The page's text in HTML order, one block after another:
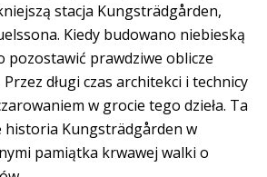
stacja Kungsträdgården,
Kiedy budowano niebieską
pozostawić prawdziwe oblicze
długi czas architekci i technicy
w grocie tego dzieła. Ta
historia Kungsträdgården w
pamiątka krwawej walki o